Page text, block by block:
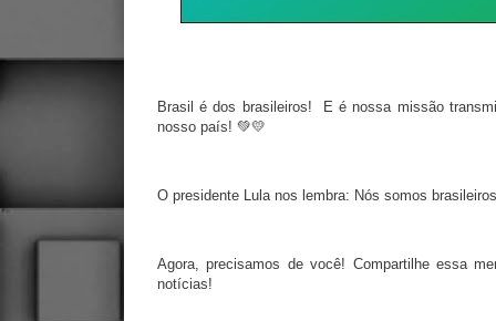
Brasil é dos brasileiros! E é nossa missão
nosso país! 💚💛
O presidente Lula nos lembra: Nós somos
Agora, precisamos de você! Compartilhe essa
notícias!